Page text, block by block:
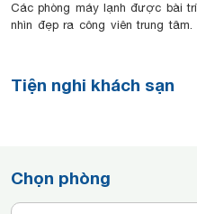
Các phòng máy lạnh được bài
nhìn đẹp ra công viên trung
hình cáp/vệ tinh và két an toàn.
sức khoẻ một cách thoải mái.
cấp tại bàn đặt tour. Khách sạn
Tiện nghi khách sạn
Chọn phòng